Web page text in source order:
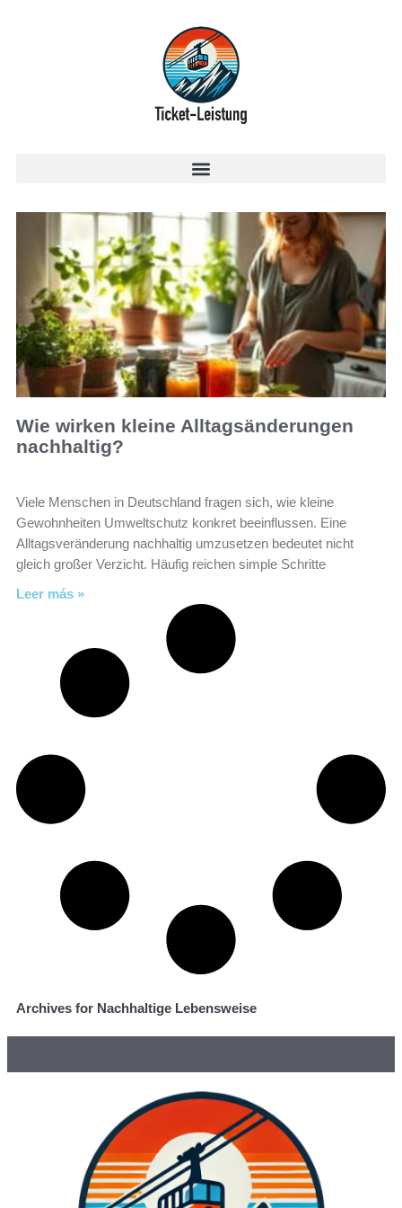
Wie wirken kleine Alltagsänderungen
nachhaltig?
Viele Menschen in Deutschland fragen sich, wie kleine
Gewohnheiten Umweltschutz konkret beeinflussen. Eine
Alltagsveränderung nachhaltig umzusetzen bedeutet nicht
gleich großer Verzicht. Häufig reichen simple Schritte
Leer más »
Archives for Nachhaltige Lebensweise